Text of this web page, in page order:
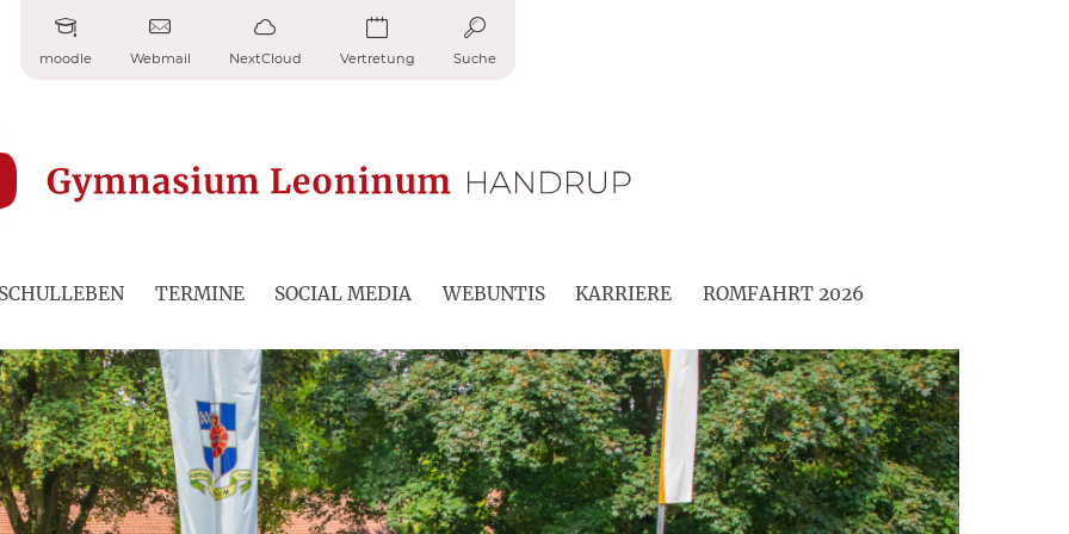
moodle Webmail NextCloud Vertretung Suche
SCHULLEBEN TERMINE SOCIAL MEDIA WEBUNTIS KARRIERE ROMFAHRT 2026